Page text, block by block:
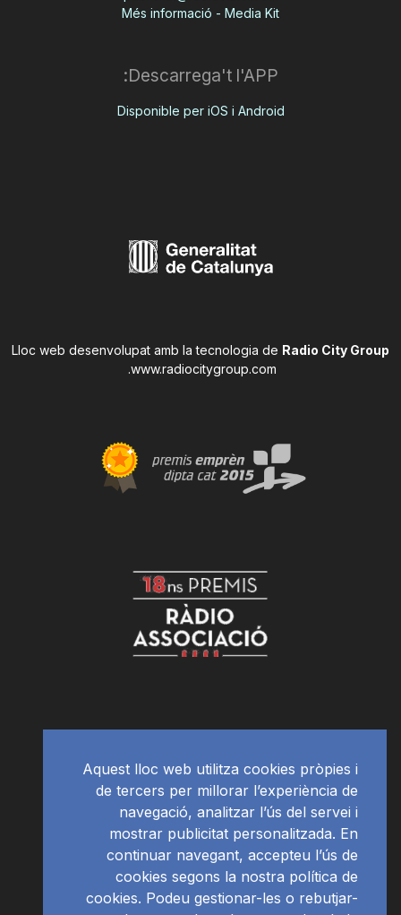
Més informació - Media Kit
Descarrega't l'APP:
Disponible per iOS i Android
Lloc web desenvolupat amb la tecnologia de Radio City Group
www.radiocitygroup.com
.
Aquest lloc web utilitza cookies pròpies i
de tercers per millorar l’experiència de
navegació, analitzar l’ús del servei i
mostrar publicitat personalitzada. En
continuar navegant, accepteu l’ús de
cookies segons la nostra política de
cookies. Podeu gestionar-les o rebutjar-